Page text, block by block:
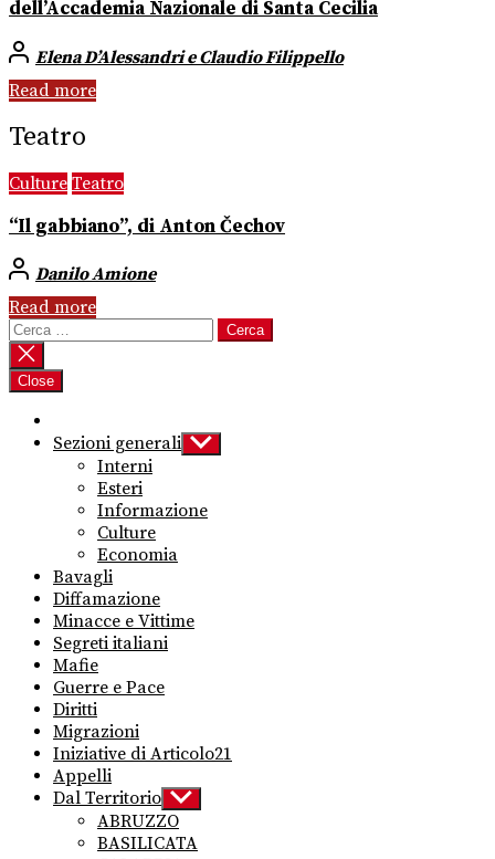
dell’Accademia Nazionale di Santa Cecilia
Elena D’Alessandri e Claudio Filippello
Read more
Teatro
Culture Teatro
“Il gabbiano”, di Anton Čechov
Danilo Amione
Read more
Ricerca
per:
Close
Sezioni generali Show
sub
Interni
Esteri
Informazione
Culture
Economia
Bavagli
Diffamazione
Minacce e Vittime
Segreti italiani
Mafie
Guerre e Pace
Diritti
Migrazioni
Iniziative di Articolo21
Appelli
Dal Territorio Show
sub
menu
ABRUZZO
BASILICATA